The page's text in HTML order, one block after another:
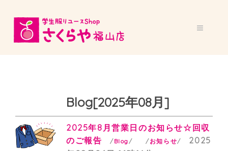
Blog[2025年08月]
2025年8月営業日のお知らせ☆回収
のご報告
Blog お知らせ
2025